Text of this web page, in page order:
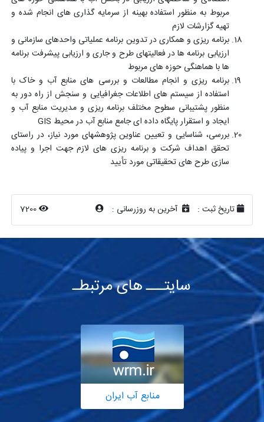
مربوط به منظور استفاده بهینه از سرمایه گذاری های انجام شده و
تهیه گزارشات لازم
برنامه ریزی و همکاری در تدوین برنامه عملیاتی واحدهای سازمانی و
ارزیابی برنامه ها در فعالیتهای طرح و جاری و ارزیابی پیشرفت برنامه
ها با هماهنگی حوزه های مربوط
برنامه ریزی و انجام مطالعات و بررسی های منابع آب و خاک با
استفاده از سیستم های اطلاعات جغرافیایی و سنجش از راه دور به
منظور پشتیبانی سطوح مختلف برنامه ریزی و مدیریت منابع آب و
ایجاد و استقرار پایگاه داده ای جامع منابع آب در محیط GIS
بررسی، شناسایی و تعیین عناوین پژوهشهای مورد نیاز، در راستای
تحقق اهداف شرکت و برنامه ریزی های لازم جهت اجرا و پیاده
سازی طرح های تحقیقاتی مورد تأیید
تاریخ ثبت : آخرین به روزرسانی : 7200
سایتـــ های مرتبطـ
منابع آب ایران